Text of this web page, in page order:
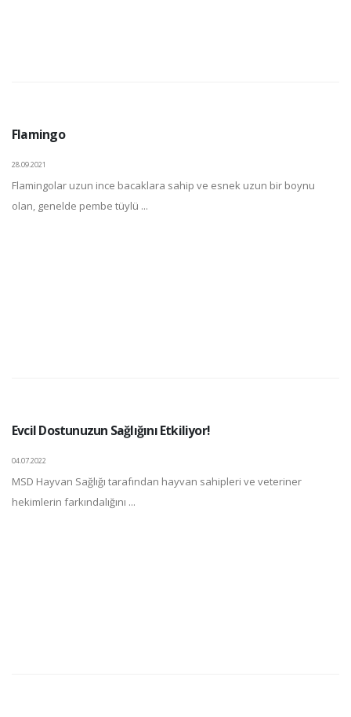
Flamingo
28.09.2021
Flamingolar uzun ince bacaklara sahip ve esnek uzun bir boynu
olan, genelde pembe tüylü ...
Evcil Dostunuzun Sağlığını Etkiliyor!
04.07.2022
MSD Hayvan Sağlığı tarafından hayvan sahipleri ve veteriner
hekimlerin farkındalığını ...